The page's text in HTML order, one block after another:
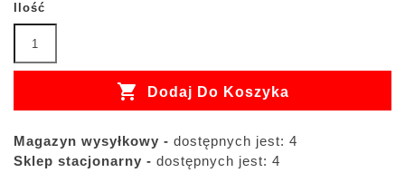
Ilość
 Dodaj Do Koszyka
Magazyn wysyłkowy - dostępnych jest: 4
Sklep stacjonarny - dostępnych jest: 4